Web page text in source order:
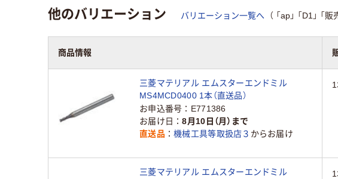
他のバリエーション バリエーション一覧へ （ 「ap」 「D1」 「
商品情報
三菱マテリアル エムスターエンドミル
MS4MCD0400 1本（直送品）
お申込番号
E771386
お届け日
8月10日（月）まで
直送品
機械工具等取扱店３ からお届け
三菱マテリアル エムスターエンドミル